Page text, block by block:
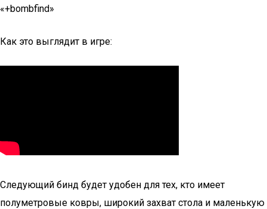
«+bombfind»
Как это выглядит в игре:
Следующий бинд будет удобен для тех, кто имеет
полуметровые ковры, широкий захват стола и маленькую